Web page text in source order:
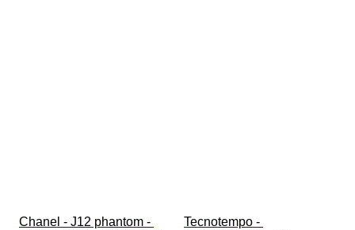
Chanel - J12 phantom -
Tecnotempo -